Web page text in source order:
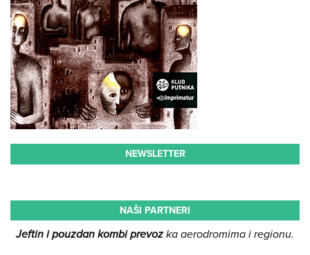
NEWSLETTER
NAŠI PARTNERI
Jeftin i pouzdan kombi prevozka aerodromima i regionu.